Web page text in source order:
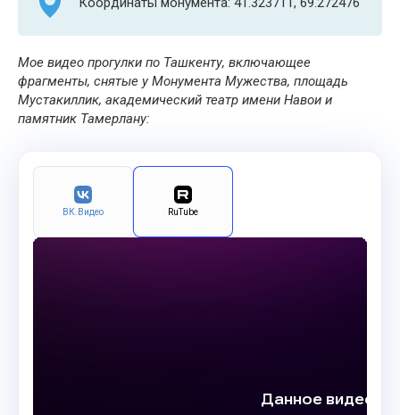
Мое видео прогулки по Ташкенту, включающее
фрагменты, снятые у Монумента Мужества, площадь
Мустакиллик, академический театр имени Навои и
памятник Тамерлану:
ВК.Видео RuTube